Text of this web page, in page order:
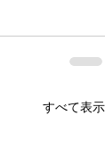
すべて表示